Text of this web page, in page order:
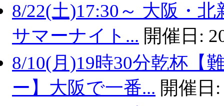
8/22(土)17:30～ 大阪・
サマーナイト... 開催日:
8/10(月)19時30分乾杯【
ー】大阪で一番... 開催日